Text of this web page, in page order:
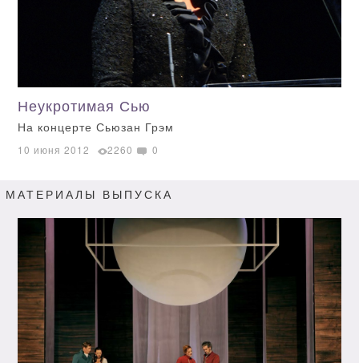
Неукротимая Сью
На концерте Сьюзан Грэм
10 июня 2012 2260 0
МАТЕРИАЛЫ ВЫПУСКА